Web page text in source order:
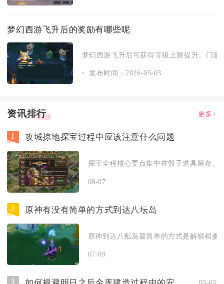
梦幻西游飞升后的奖励有哪些呢
梦幻西游飞升后可获得等级上限提升、门
发布时间：2026-05-03
资讯排行 更多+
1 攻城掠地探宝过程中应该注意什么问题
探宝全程核心要点集中在骰子道具留存、
08-07
2 原神有没有简单的方式到达八坛岛
原神到达八酝岛最简单的方式是解锁稻妻
07-09
3